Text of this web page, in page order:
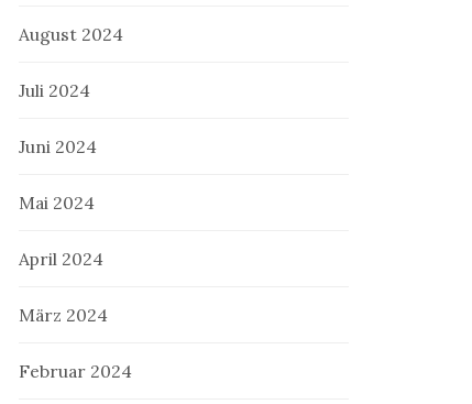
August 2024
Juli 2024
Juni 2024
Mai 2024
April 2024
März 2024
Februar 2024